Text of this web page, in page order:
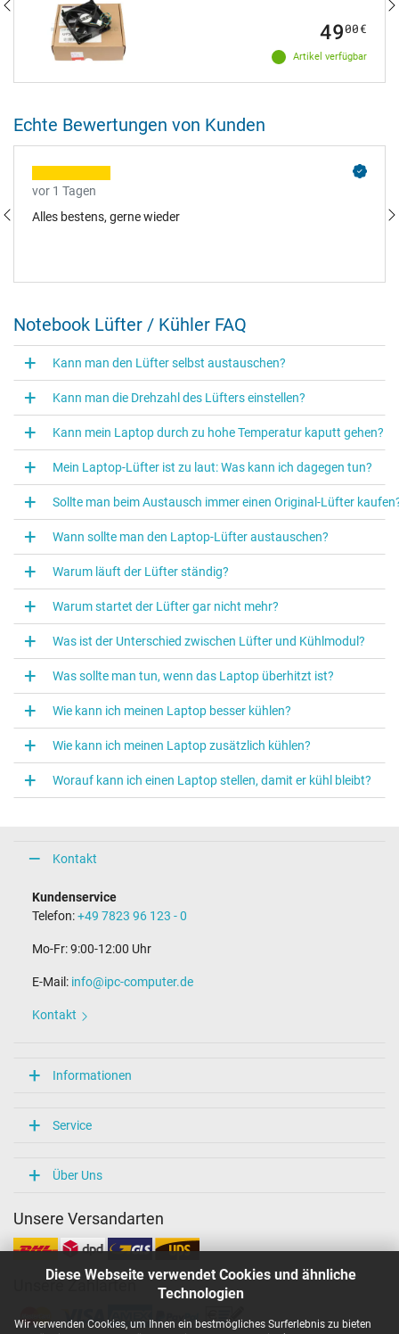
Diese Webseite verwendet Cookies und ähnliche
Technologien
Wir verwenden Cookies, um Ihnen ein bestmögliches Surferlebnis zu bieten
Artikel verfügbar
4900€
Echte Bewertungen von Kunden
vor 1 Tagen
Alles bestens, gerne wieder
Notebook Lüfter / Kühler FAQ
Kann man den Lüfter selbst austauschen?
Kann man die Drehzahl des Lüfters einstellen?
Kann mein Laptop durch zu hohe Temperatur kaputt gehen?
Mein Laptop-Lüfter ist zu laut: Was kann ich dagegen tun?
Sollte man beim Austausch immer einen Original‑Lüfter
Wann sollte man den Laptop‑Lüfter austauschen?
Warum läuft der Lüfter ständig?
Warum startet der Lüfter gar nicht mehr?
Was ist der Unterschied zwischen Lüfter und Kühlmodul?
Was sollte man tun, wenn das Laptop überhitzt ist?
Wie kann ich meinen Laptop besser kühlen?
Wie kann ich meinen Laptop zusätzlich kühlen?
Worauf kann ich einen Laptop stellen, damit er kühl bleibt?
Kontakt
Kundenservice
Telefon:+49 7823 96 123 - 0
Mo-Fr: 9:00-12:00 Uhr
E-Mail: info@ipc-computer.de
Kontakt
Informationen
Service
Über Uns
Unsere Versandarten